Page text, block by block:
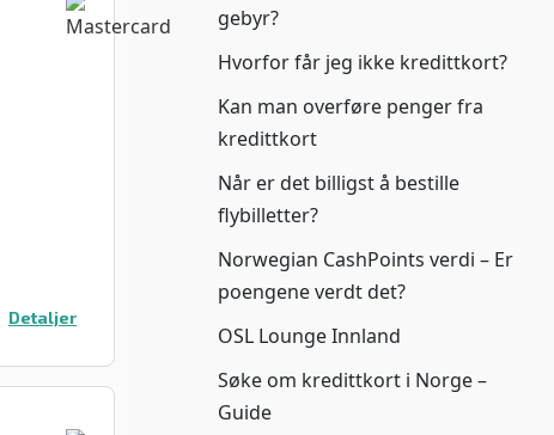
Detaljer
gebyr?
Hvorfor får jeg ikke kredittkort?
Kan man overføre penger fra
kredittkort
Når er det billigst å bestille
flybilletter?
Norwegian CashPoints verdi – Er
poengene verdt det?
OSL Lounge Innland
Søke om kredittkort i Norge –
Guide